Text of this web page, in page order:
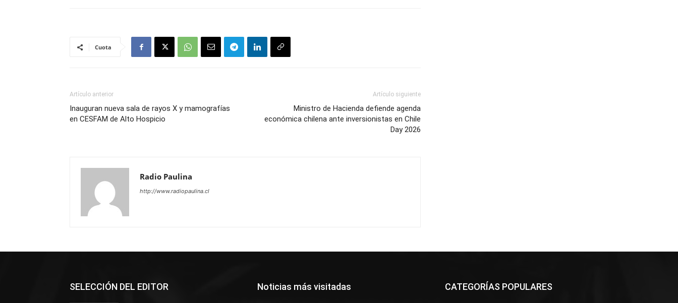
Cuota
Artículo anterior
Inauguran nueva sala de rayos X y mamografías
en CESFAM de Alto Hospicio
Artículo siguiente
Ministro de Hacienda defiende agenda
económica chilena ante inversionistas en Chile
Day 2026
Radio Paulina
http://www.radiopaulina.cl
SELECCIÓN DEL EDITOR Noticias más visitadas CATEGORÍAS POPULARES